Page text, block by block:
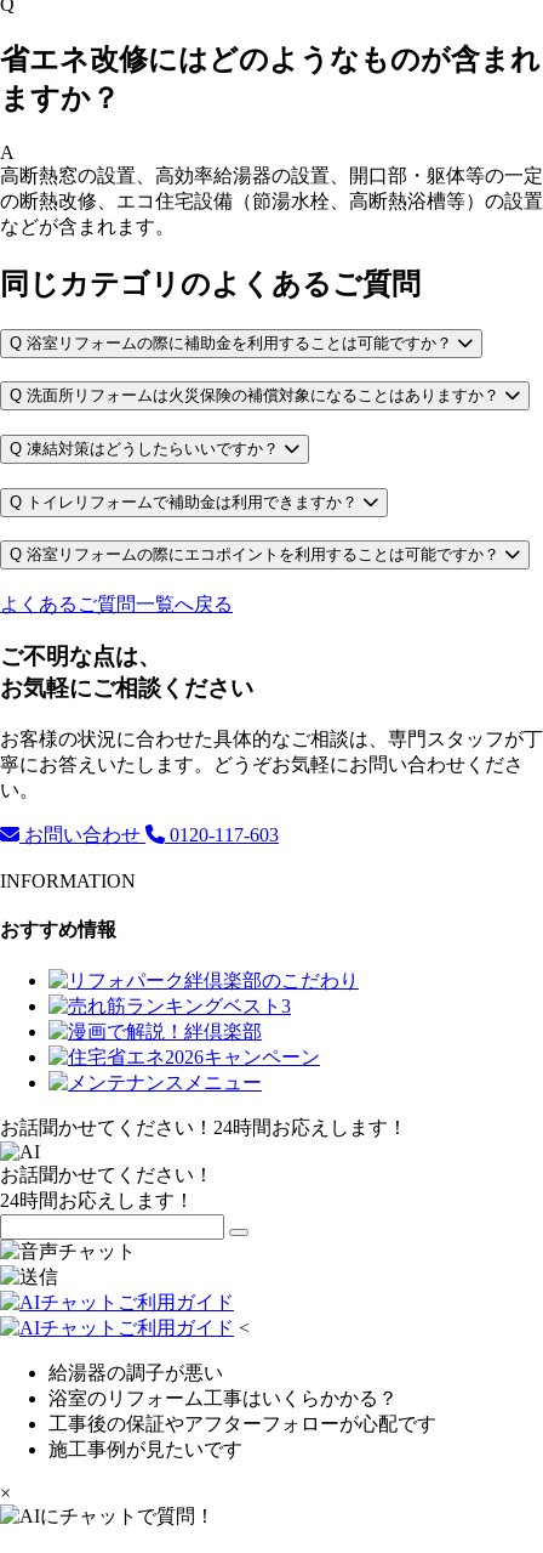
省エネ改修にはどのようなものが含まれ
ますか？
A
高断熱窓の設置、高効率給湯器の設置、開口部・躯体等の一定
の断熱改修、エコ住宅設備（節湯水栓、高断熱浴槽等）の設置
などが含まれます。
同じカテゴリのよくあるご質問
Q 浴室リフォームの際に補助金を利用することは可能ですか？
Q 洗面所リフォームは火災保険の補償対象になることはありますか？
Q 凍結対策はどうしたらいいですか？
Q トイレリフォームで補助金は利用できますか？
Q 浴室リフォームの際にエコポイントを利用することは可能ですか？
よくあるご質問一覧へ戻る
ご不明な点は、
お気軽にご相談ください
お客様の状況に合わせた具体的なご相談は、専門スタッフが丁
寧にお答えいたします。どうぞお気軽にお問い合わせくださ
い。
お問い合わせ 0120-117-603
INFORMATION
おすすめ情報
お話聞かせてください！24時間お応えします！
お話聞かせてください！
24時間お応えします！
<
給湯器の調子が悪い
浴室のリフォーム工事はいくらかかる？
工事後の保証やアフターフォローが心配です
施工事例が見たいです
×